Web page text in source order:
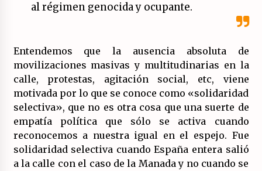
al régimen genocida y ocupante.
Entendemos que la ausencia absoluta de
movilizaciones masivas y multitudinarias en la
calle, protestas, agitación social, etc, viene
motivada por lo que se conoce como «solidaridad
selectiva», que no es otra cosa que una suerte de
empatía política que sólo se activa cuando
reconocemos a nuestra igual en el espejo. Fue
solidaridad selectiva cuando España entera salió
a la calle con el caso de la Manada y no cuando se